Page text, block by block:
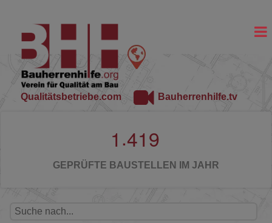
Qualitätsbetriebe.com Bauherrenhilfe.tv
1 .419
GEPRÜFTE BAUSTELLEN IM JAHR